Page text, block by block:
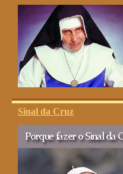
Sinal da Cruz